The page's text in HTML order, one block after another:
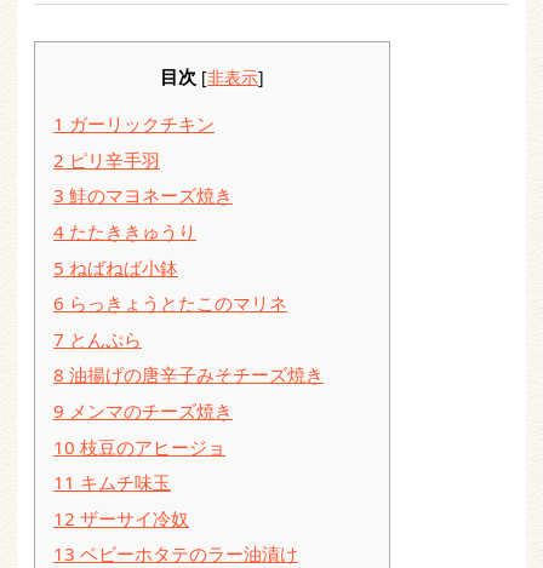
目次 [非表示]
1 ガーリックチキン
2 ピリ辛手羽
3 鮭のマヨネーズ焼き
4 たたききゅうり
5 ねばねば小鉢
6 らっきょうとたこのマリネ
7 とんぷら
8 油揚げの唐辛子みそチーズ焼き
9 メンマのチーズ焼き
10 枝豆のアヒージョ
11 キムチ味玉
12 ザーサイ冷奴
13 ベビーホタテのラー油漬け